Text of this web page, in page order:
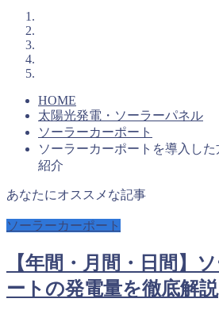
HOME
太陽光発電・ソーラーパネル
ソーラーカーポート
ソーラーカーポートを導入し
紹介
あなたにオススメな記事
ソーラーカーポート
【年間・月間・日間】
ートの発電量を徹底解説